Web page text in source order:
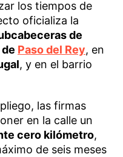
los tiempos de
oficializa la
de
Paso del Rey, en
, y en el barrio
las firmas
en la calle un
cero kilómetro,
de seis meses